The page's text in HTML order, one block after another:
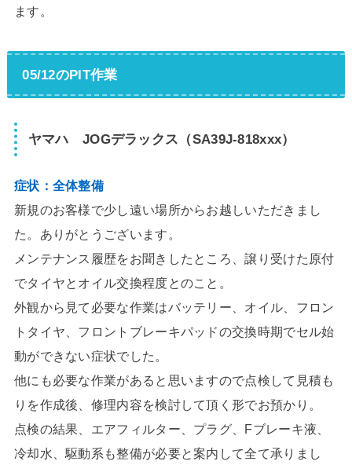
ます。
05/12のPIT作業
ヤマハ JOGデラックス（SA39J-818xxx）
症状：全体整備
新規のお客様で少し遠い場所からお越しいただきまし
た。ありがとうございます。
メンテナンス履歴をお聞きしたところ、譲り受けた原付
でタイヤとオイル交換程度とのこと。
外観から見て必要な作業はバッテリー、オイル、フロン
トタイヤ、フロントブレーキパッドの交換時期でセル始
動ができない症状でした。
他にも必要な作業があると思いますので点検して見積も
りを作成後、修理内容を検討して頂く形でお預かり。
点検の結果、エアフィルター、プラグ、Fブレーキ液、
冷却水、駆動系も整備が必要と案内して全て承りまし